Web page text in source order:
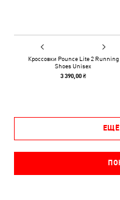
Кроссовки Pounce Lite 2 Running
Shoes Unisex
3 390,00 ₴